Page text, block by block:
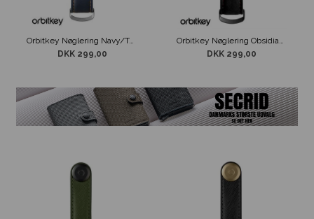
Orbitkey Nøglering Navy/Tan
DKK 299,00
Orbitkey Nøglering Obsidian Black & Red
DKK 299,00